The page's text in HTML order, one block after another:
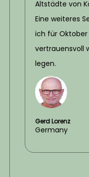
Altstädte von
Eine weiteres
ich für Oktober
vertrauensvoll
legen.
Gerd Lorenz
Germany